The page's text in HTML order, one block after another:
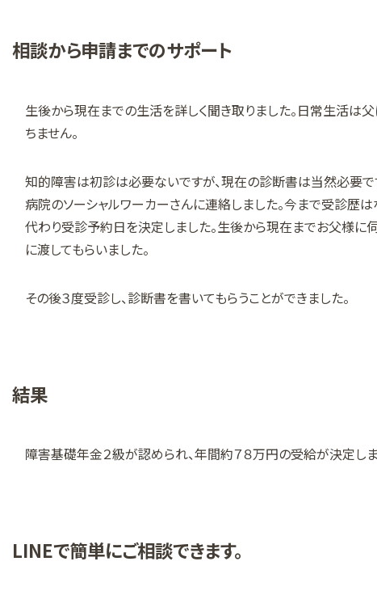
相談から申請までのサポート
生後から現在までの生活を詳しく聞き取りました。日常生活
ちません。
知的障害は初診は必要ないですが、現在の診断書は当然必要で
病院のソーシャルワーカーさんに連絡しました。今まで受診歴
代わり受診予約日を決定しました。生後から現在までお父様に
に渡してもらいました。
その後３度受診し、診断書を書いてもらうことができました。
結果
障害基礎年金２級が認められ、年間約７８万円の受給が決定しま
LINEで簡単にご相談できます。